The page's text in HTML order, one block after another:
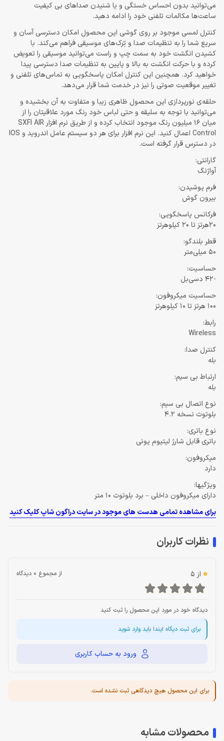
می‌توانید بدون احساس خستگی و یا شنیدن صداهای بی کیفیت
ساعت‌ها مکالمات تلفنی خود را ادامه دهید.
کنترل لمسی موجود بر روی گوشی این محصول امکان دسترسی آسان و
سریع شما را به تنظیمات صدا و تِرَک‎‌های موسیقی فراهم می‌کند. با
کشیدن انگشت خود به سمت چپ و راست می‌توانید موسیقی را تعویض
کرده و با حرکت انگشت به بالا و پایین به تنظیمات صدا دسترسی پیدا
خواهید کرد. همچنین این کنترل امکان پاسخگویی به تماس‌های تلفنی و
تغییر موقعیت صوتی را نیز در خدمت شما قرار می‌دهد.
حلقه‌ی نورپردازی این محصول ظاهری زیبا و متفاوت به آن بخشیده و
می‌توانید با توجه به سلیقه و حتی لباس خود رنگ مورد علاقیتان را از
میان 16 میلیون رنگ موجود انتخاب کرده و از طریق نرم افزار SXFI AIR
Control اعمال کنید. این نرم افزار برای هر دو سیستم عامل اندروید و IOS
در دسترس قرار گرفته است.
گارانتی:
آواژنگ
فرم پوشیدن:
بیرون گوش
فرکانس پاسخگویی:
20هرتز تا 20 کیلوهرتز
قطر بلندگو:
50 میلی‌متر
حساسیت:
-42 دسی‌بل
حساسیت میکروفون:
100 هرتز تا 10 کیلوهرتز
رابط:
Wireless
کنترل صدا:
بله
ارتباط بی سیم:
بله
نوع اتصال بی سیم:
بلوتوث نسخه 4.2
نوع باتری:
باتری قابل شارژ لیتیوم یونی
میکروفون:
دارد
ویژگیها:
دارای میکروفون داخلی – برد بلوتوث 10 متر
برای مشاهده تمامی هدست های موجود در سایت دراگون شاپ کلیک کنید
نظرات کاربران
0 از 5 از مجموع 0 دیدگاه
دیدگاه خود در مورد این محصول را ثبت کنید
برای ثبت دیگاه ایندا باید وارد شوید
ورود به حساب کاربری
برای این محصول هیچ دیدگاهی ثبت نشده است.
محصولات مشابه